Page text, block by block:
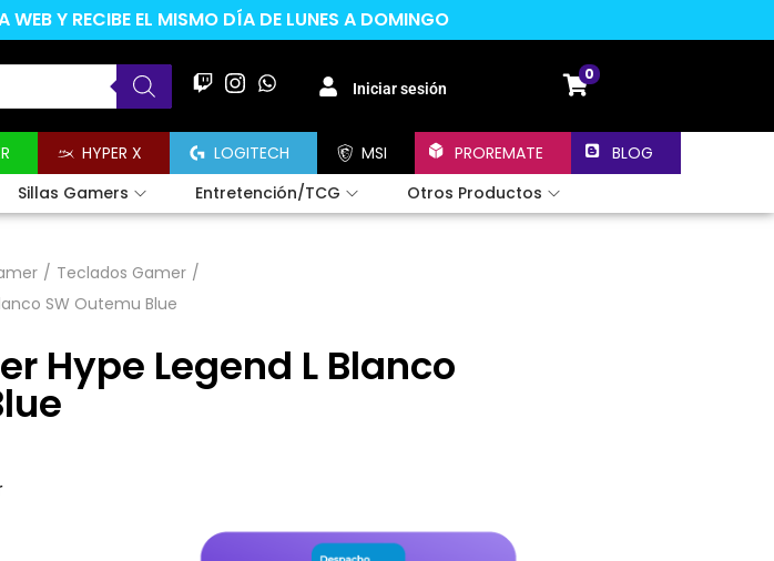
WEB Y RECIBE EL MISMO DÍA DE LUNES A DOMINGO
Iniciar sesión
0
HYPER X LOGITECH MSI PROREMATE
BLOG
Sillas Gamers Entretención/TCG Otros Productos
/ Teclados Gamer /
SW Outemu Blue
Hype Legend L Blanco